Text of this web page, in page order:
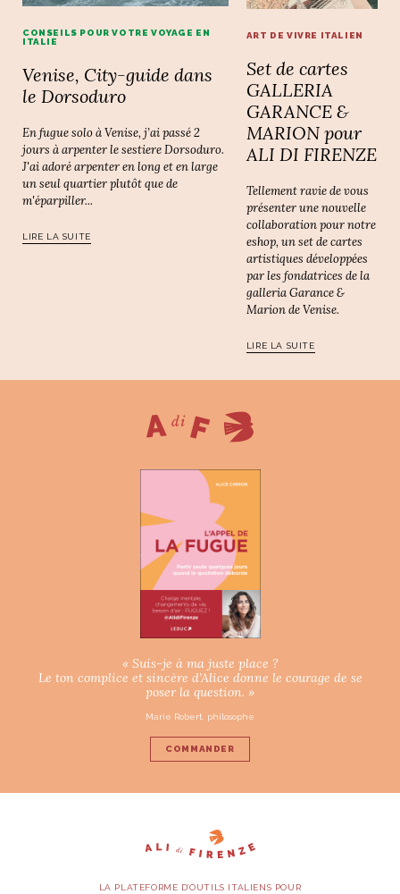
CONSEILS POUR VOTRE VOYAGE EN
ITALIE
Venise, City-guide dans
le Dorsoduro
En fugue solo à Venise, j’ai passé 2
jours à arpenter le sestiere Dorsoduro.
J'ai adoré arpenter en long et en large
un seul quartier plutôt que de
m'éparpiller...
LIRE LA SUITE
ART DE VIVRE ITALIEN
Set de cartes
GALLERIA
GARANCE &
MARION pour
ALI DI FIRENZE
Tellement ravie de vous
présenter une nouvelle
collaboration pour notre
eshop, un set de cartes
artistiques développées
par les fondatrices de la
galleria Garance &
Marion de Venise.
LIRE LA SUITE
« Suis-je à ma juste place ?
Le ton complice et sincère d’Alice donne le courage de se
poser la question. »
Marie Robert, philosophe
COMMANDER
LA PLATEFORME D’OUTILS ITALIENS POUR